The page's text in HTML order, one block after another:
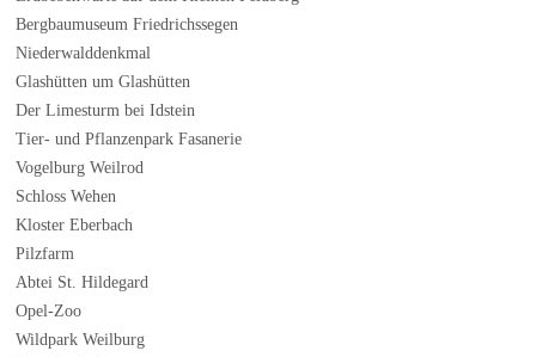
Bergbaumuseum Friedrichssegen
Niederwalddenkmal
Glashütten um Glashütten
Der Limesturm bei Idstein
Tier- und Pflanzenpark Fasanerie
Vogelburg Weilrod
Schloss Wehen
Kloster Eberbach
Pilzfarm
Abtei St. Hildegard
Opel-Zoo
Wildpark Weilburg